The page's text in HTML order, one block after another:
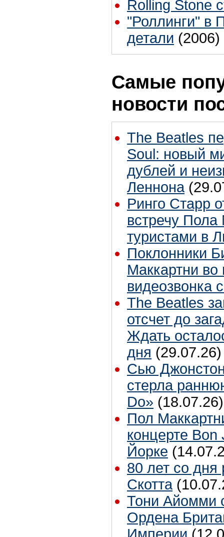
Rolling Stone
"Роллинги" в
детали (2006)
Самые
новости
The Beatles
Soul: новый
дублей и
Леннона
Ринго Старр
встречу Пола
туристами в
Поклонники
Маккартни во
видеозвонка
The Beatles
отсчет до
Ждать
дня (29.07.26)
Сью
стерла
Do» (18.07.26)
Пол
концерте
Йорке
80 лет со
Скотта
Тони Айомми
Ордена